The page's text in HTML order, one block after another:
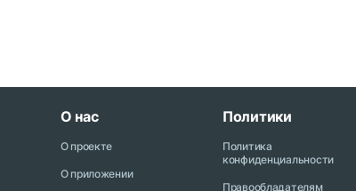
О нас
О проекте
О приложении
Политики
Политика
конфиденциальности
Правообладателям